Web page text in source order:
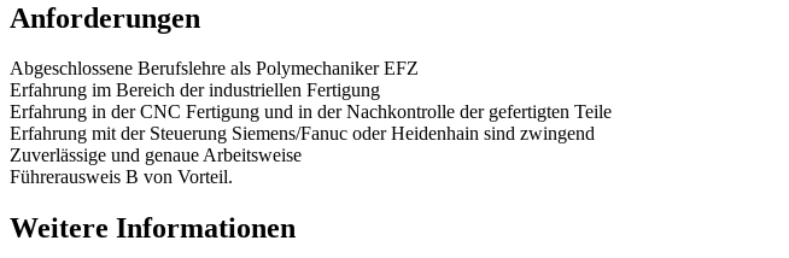
Anforderungen
Abgeschlossene Berufslehre als Polymechaniker EFZ
Erfahrung im Bereich der industriellen Fertigung
Erfahrung in der CNC Fertigung und in der Nachkontrolle der gefertigten Teile
Erfahrung mit der Steuerung Siemens/Fanuc oder Heidenhain sind zwingend
Zuverlässige und genaue Arbeitsweise
Führerausweis B von Vorteil.
Weitere Informationen